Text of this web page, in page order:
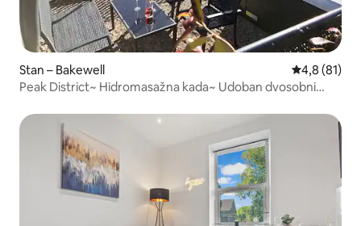
Stan – Bakewell Prosječna
4,8 (81)
Peak District~ Hidromasažna kada~ Udoban dvosobni